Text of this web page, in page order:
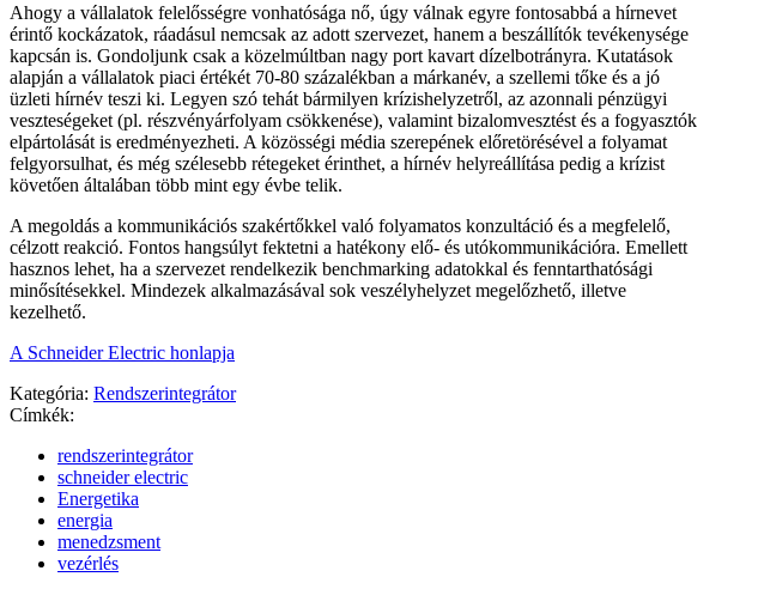
Ahogy a vállalatok felelősségre vonhatósága nő, úgy válnak egyre fontosabbá a hírnevet
érintő kockázatok, ráadásul nemcsak az adott szervezet, hanem a beszállítók tevékenysége
kapcsán is. Gondoljunk csak a közelmúltban nagy port kavart dízelbotrányra. Kutatások
alapján a vállalatok piaci értékét 70-80 százalékban a márkanév, a szellemi tőke és a jó
üzleti hírnév teszi ki. Legyen szó tehát bármilyen krízishelyzetről, az azonnali pénzügyi
veszteségeket (pl. részvényárfolyam csökkenése), valamint bizalomvesztést és a fogyasztók
elpártolását is eredményezheti. A közösségi média szerepének előretörésével a folyamat
felgyorsulhat, és még szélesebb rétegeket érinthet, a hírnév helyreállítása pedig a krízist
követően általában több mint egy évbe telik.
A megoldás a kommunikációs szakértőkkel való folyamatos konzultáció és a megfelelő,
célzott reakció. Fontos hangsúlyt fektetni a hatékony elő- és utókommunikációra. Emellett
hasznos lehet, ha a szervezet rendelkezik benchmarking adatokkal és fenntarthatósági
minősítésekkel. Mindezek alkalmazásával sok veszélyhelyzet megelőzhető, illetve
kezelhető.
A Schneider Electric honlapja
Kategória: Rendszerintegrátor
Címkék:
rendszerintegrátor
schneider electric
Energetika
energia
menedzsment
vezérlés